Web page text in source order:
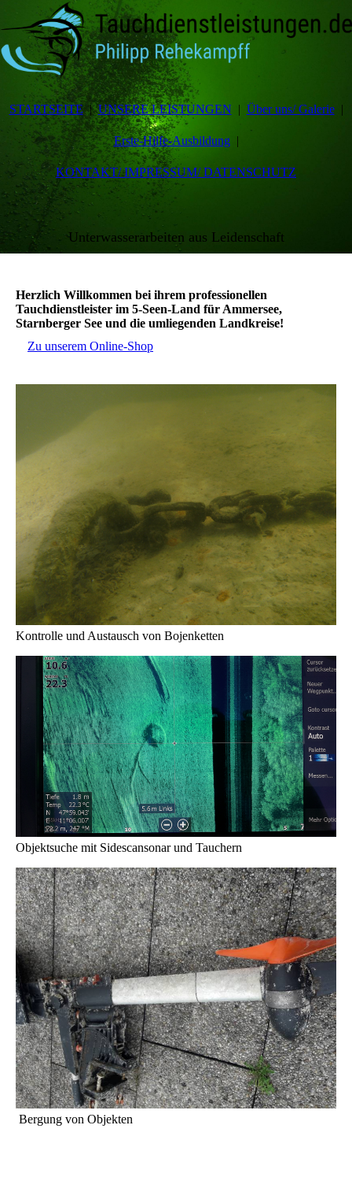
STARTSEITE UNSERE LEISTUNGEN Über uns/ Galerie
Erste-Hilfe-Ausbildung
KONTAKT/ IMPRESSUM/ DATENSCHUTZ
Unterwasserarbeiten aus Leidenschaft
Herzlich Willkommen bei ihrem professionellen
Tauchdienstleister im 5-Seen-Land für Ammersee,
Starnberger See und die umliegenden Landkreise!
Zu unserem Online-Shop
Kontrolle und Austausch von Bojenketten
Objektsuche mit Sidescansonar und Tauchern
Bergung von Objekten